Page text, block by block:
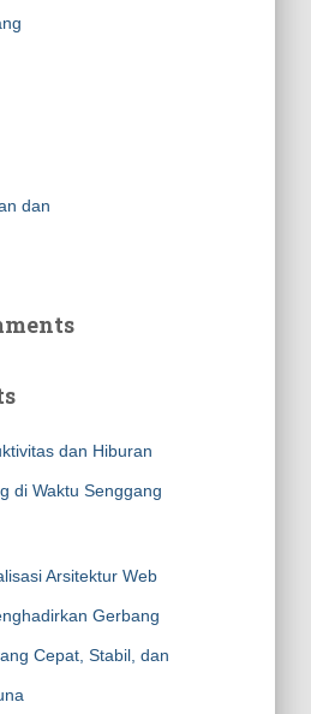
dan
dan Hiburan
di Waktu Senggang
Arsitektur Web
Gerbang
Cepat, Stabil, dan